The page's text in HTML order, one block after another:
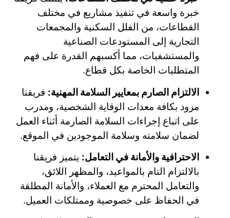
خبرة واسعة في تنفيذ مشاريع في مختلف
القطاعات، من الفلل السكنية والمجمعات
التجارية إلى المستودعات الصناعية
والمستشفيات، مما أكسبهم القدرة على فهم
المتطلبات الخاصة بكل قطاع.
الالتزام الصارم بمعايير السلامة المهنية: فريقنا
مزود بكافة معدات الوقاية الشخصية، ومدرب
على اتباع إجراءات السلامة الصارمة أثناء العمل
لضمان سلامته وسلامة الموجودين في الموقع.
الاحترافية والأمانة في التعامل: يتميز فريقنا
بالالتزام التام بالمواعيد، والمظهر اللائق،
والتعامل المحترم مع العملاء، والأمانة المطلقة
في الحفاظ على خصوصية وممتلكات العميل.